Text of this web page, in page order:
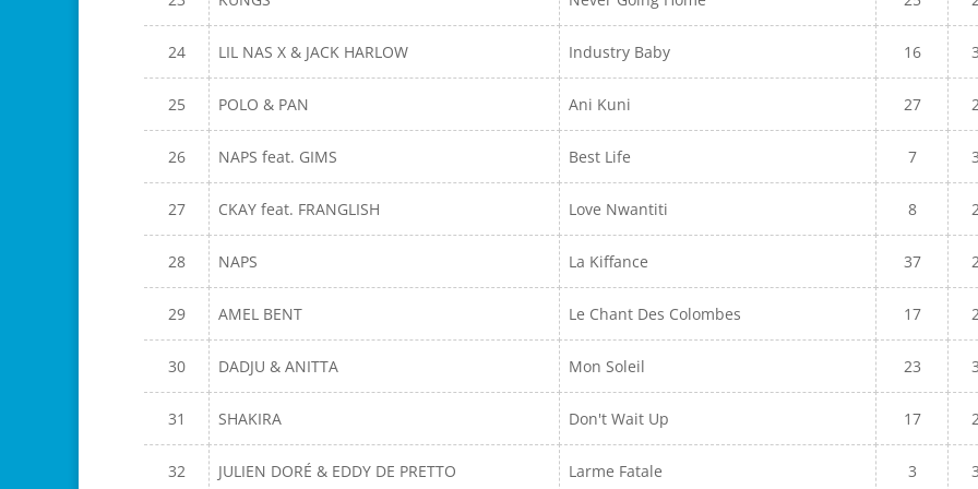
24 LIL NAS X & JACK HARLOW Industry Baby 16
25 POLO & PAN Ani Kuni 27
26 NAPS feat. GIMS Best Life 7
27 CKAY feat. FRANGLISH Love Nwantiti 8
28 NAPS La Kiffance 37
29 AMEL BENT Le Chant Des Colombes 17
30 DADJU & ANITTA Mon Soleil 23
31 SHAKIRA Don't Wait Up 17
32 JULIEN DORÉ & EDDY DE PRETTO Larme Fatale 3